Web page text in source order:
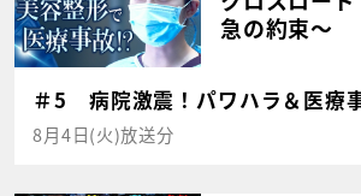
急の約束～
＃5 病院激震！パワハラ＆医療
8月4日(火)放送分